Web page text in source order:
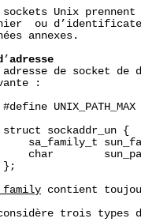
Unix
ou
annexes.
’ adresse
de socket de
:
UNIX_PATH_MAX
sockaddr_un {
sa_family_t
char
contient
trois types